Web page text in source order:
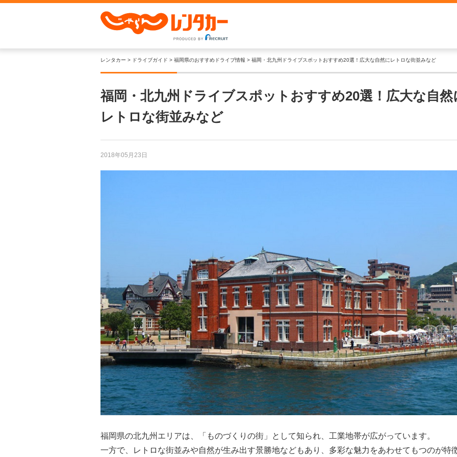
レンタカー ドライブガイド 福岡県のおすすめドライブ情報 福岡・北九州ドライブスポットおすすめ20選！広大な自然にレトロな街並みなど
福岡・北九州ドライブスポットおすすめ20選！広大な自然
レトロな街並みなど
2018年05月23日
福岡県の北九州エリアは、「ものづくりの街」として知られ、工業地帯が広がっています。
一方で、レトロな街並みや自然が生み出す景勝地などもあり、多彩な魅力をあわせてもつのが特